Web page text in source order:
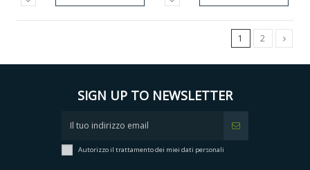
1 2
SIGN UP TO NEWSLETTER
Autorizzo il trattamento dei miei dati personali